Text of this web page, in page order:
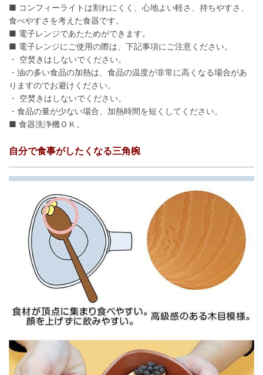
■ コンフィーライトは割れにくく、心地よい軽さ、持ちやすさ、
食べやすさを考えた食器です。
■ 電子レンジであたためができます。
■ 電子レンジにご使用の際は、下記事項にご注意ください。
・ 空焚きはしないでください。
・油の多い食品の加熱は、食品の温度が非常に高くなる場合があ
りますのでお避けください。
・ 空焚きはしないでください。
・食品の量が少ない場合、加熱時間を短くしてください。
■ 食器洗浄機ＯＫ。
自分で食事がしたくなる三角椀